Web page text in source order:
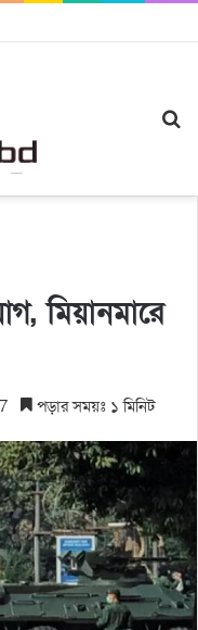
‘Baljanggi’
মিয়ানমারে
পড়ার সময়ঃ ১ মিনিট